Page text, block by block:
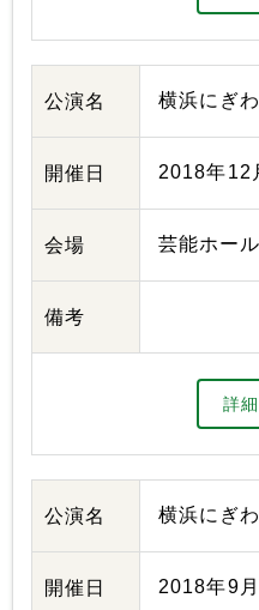
公演名 横浜にぎ
開催日 2018年12
会場 芸能ホール
備考
詳
公演名 横浜にぎ
開催日 2018年9